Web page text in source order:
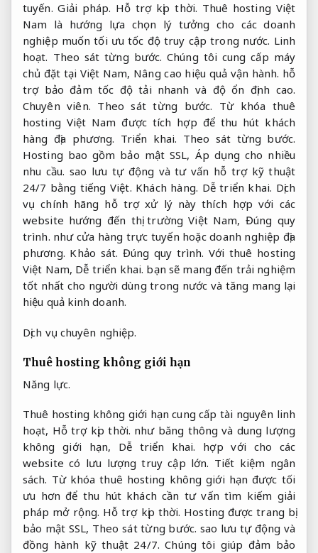
tuyến.Giải pháp. Hỗ trợ kịp thời. Thuê hosting Việt
Nam là hướng lựa chọn lý tưởng cho các doanh
nghiệp muốn tối ưu tốc độ truy cập trong nước. Linh
hoạt. Theo sát từng bước. Chúng tôi cung cấp máy
chủ đặt tại Việt Nam, Nâng cao hiệu quả vận hành. hỗ
trợ bảo đảm tốc độ tải nhanh và độ ổn định cao.
Chuyên viên. Theo sát từng bước. Từ khóa thuê
hosting Việt Nam được tích hợp để thu hút khách
hàng địa phương. Triển khai. Theo sát từng bước.
Hosting bao gồm bảo mật SSL, Áp dụng cho nhiều
nhu cầu. sao lưu tự động và tư vấn hỗ trợ kỹ thuật
24/7 bằng tiếng Việt. Khách hàng. Dễ triển khai. Dịch
vụ chính hãng hỗ trợ xử lý này thích hợp với các
website hướng đến thị trường Việt Nam, Đúng quy
trình. như cửa hàng trực tuyến hoặc doanh nghiệp địa
phương. Khảo sát. Đúng quy trình. Với thuê hosting
Việt Nam, Dễ triển khai. bạn sẽ mang đến trải nghiệm
tốt nhất cho người dùng trong nước và tăng mang lại
hiệu quả kinh doanh.
Dịch vụ chuyên nghiệp.
Thuê hosting không giới hạn
Năng lực.
Thuê hosting không giới hạn cung cấp tài nguyên linh
hoạt, Hỗ trợ kịp thời. như băng thông và dung lượng
không giới hạn, Dễ triển khai. hợp với cho các
website có lưu lượng truy cập lớn. Tiết kiệm ngân
sách. Từ khóa thuê hosting không giới hạn được tối
ưu hơn để thu hút khách cần tư vấn tìm kiếm giải
pháp mở rộng. Hỗ trợ kịp thời. Hosting được trang bị
bảo mật SSL, Theo sát từng bước. sao lưu tự động và
đồng hành kỹ thuật 24/7. Chúng tôi giúp đảm bảo